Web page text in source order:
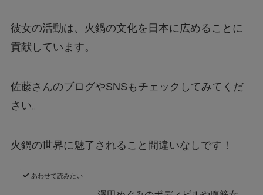
彼女の活動は、火鍋の文化を日本に広めることに
貢献しています。
佐藤さんのブログやSNSもチェックしてみてくだ
さい。
火鍋の世界に魅了されること間違いなしです！
あわせて読みたい